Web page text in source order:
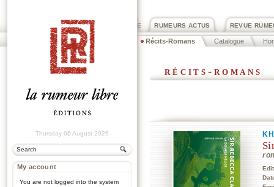
REVUE
RUMEURS ACTUS
PRIX ROGER DEXTRE
Récits-Romans Catalogue
Thursday 06 August 2026
My account
You are not logged into the system
récits-romans